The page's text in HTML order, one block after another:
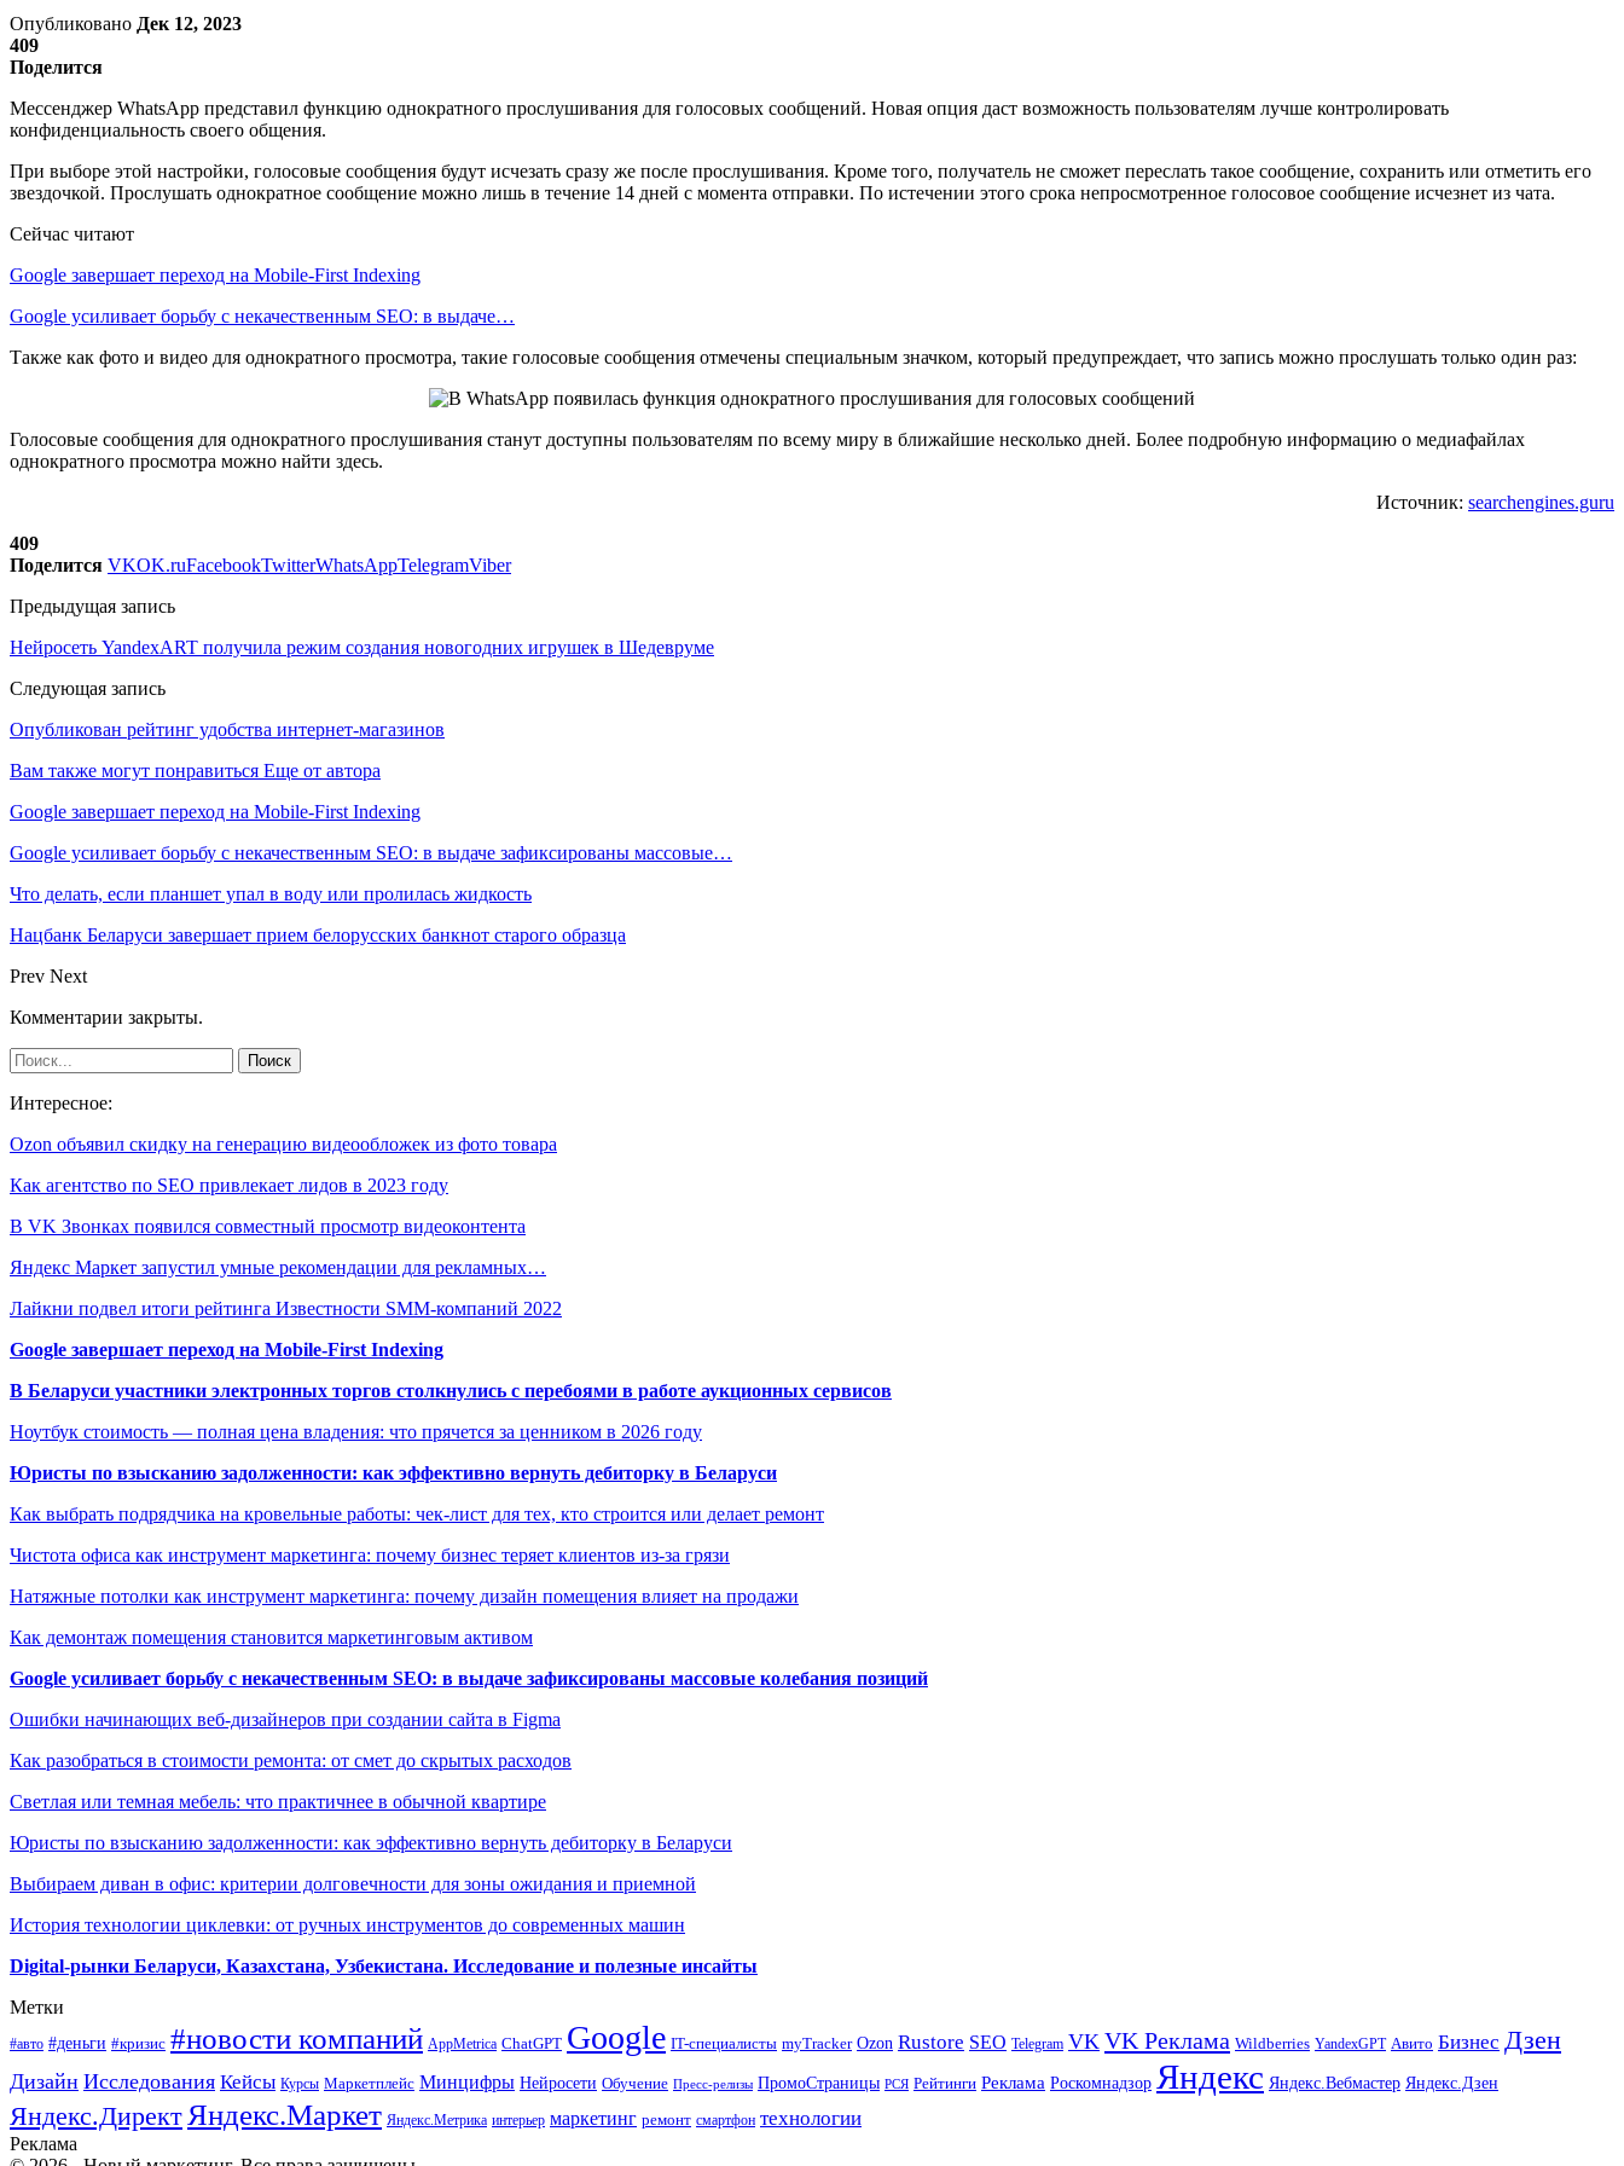
Опубликовано Дек 12, 2023
409
Поделится
Мессенджер WhatsApp представил функцию однократного прослушивания для голосовых сообщений. Новая опция даст возможность пользователям лучше контролировать
конфиденциальность своего общения.
При выборе этой настройки, голосовые сообщения будут исчезать сразу же после прослушивания. Кроме того, получатель не сможет переслать такое сообщение, сохранить или отметить его
звездочкой. Прослушать однократное сообщение можно лишь в течение 14 дней с момента отправки. По истечении этого срока непросмотренное голосовое сообщение исчезнет из чата.
Сейчас читают
Google завершает переход на Mobile-First Indexing
Google усиливает борьбу с некачественным SEO: в выдаче…
Также как фото и видео для однократного просмотра, такие голосовые сообщения отмечены специальным значком, который предупреждает, что запись можно прослушать только один раз:
Голосовые сообщения для однократного прослушивания станут доступны пользователям по всему миру в ближайшие несколько дней. Более подробную информацию о медиафайлах
однократного просмотра можно найти здесь.
Источник: searchengines.guru
409
Поделится VKOK.ruFacebookTwitterWhatsAppTelegramViber
Предыдущая запись
Нейросеть YandexART получила режим создания новогодних игрушек в Шедевруме
Следующая запись
Опубликован рейтинг удобства интернет-магазинов
Вам также могут понравиться Еще от автора
Google завершает переход на Mobile-First Indexing
Google усиливает борьбу с некачественным SEO: в выдаче зафиксированы массовые…
Что делать, если планшет упал в воду или пролилась жидкость
Нацбанк Беларуси завершает прием белорусских банкнот старого образца
Prev Next
Комментарии закрыты.
Интересное:
Ozon объявил скидку на генерацию видеообложек из фото товара
Как агентство по SEO привлекает лидов в 2023 году
В VK Звонках появился совместный просмотр видеоконтента
Яндекс Маркет запустил умные рекомендации для рекламных…
Лайкни подвел итоги рейтинга Известности SMM-компаний 2022
Google завершает переход на Mobile-First Indexing
В Беларуси участники электронных торгов столкнулись с перебоями в работе аукционных сервисов
Ноутбук стоимость — полная цена владения: что прячется за ценником в 2026 году
Юристы по взысканию задолженности: как эффективно вернуть дебиторку в Беларуси
Как выбрать подрядчика на кровельные работы: чек-лист для тех, кто строится или делает ремонт
Чистота офиса как инструмент маркетинга: почему бизнес теряет клиентов из-за грязи
Натяжные потолки как инструмент маркетинга: почему дизайн помещения влияет на продажи
Как демонтаж помещения становится маркетинговым активом
Google усиливает борьбу с некачественным SEO: в выдаче зафиксированы массовые колебания позиций
Ошибки начинающих веб-дизайнеров при создании сайта в Figma
Как разобраться в стоимости ремонта: от смет до скрытых расходов
Светлая или темная мебель: что практичнее в обычной квартире
Юристы по взысканию задолженности: как эффективно вернуть дебиторку в Беларуси
Выбираем диван в офис: критерии долговечности для зоны ожидания и приемной
История технологии циклевки: от ручных инструментов до современных машин
Digital-рынки Беларуси, Казахстана, Узбекистана. Исследование и полезные инсайты
Метки
#авто #деньги #кризис #новости компаний AppMetrica ChatGPT Google IT-специалисты myTracker Ozon Rustore SEO Telegram VK VK Реклама Wildberries YandexGPT Авито Бизнес Дзен
Дизайн Исследования Кейсы Курсы Маркетплейс Минцифры Нейросети Обучение Пресс-релизы ПромоСтраницы РСЯ Рейтинги Реклама Роскомнадзор Яндекс Яндекс.Вебмастер Яндекс.Дзен
Яндекс.ДиректЯндекс.Маркет Яндекс.Метрика интерьер маркетинг ремонт смартфон технологии
Реклама